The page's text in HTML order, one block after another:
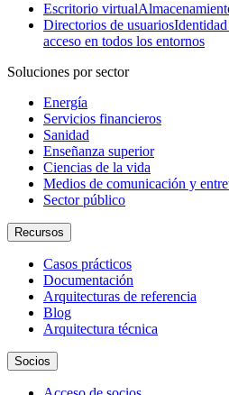
Escritorio virtual
Directorios de usuarios
acceso en todos los entornos
Soluciones por sector
Energía
Servicios financieros
Sanidad
Enseñanza superior
Ciencias de la vida
Medios de comunicación y
Sector público
Recursos
Casos prácticos
Documentación
Arquitecturas de referencia
Blog
Arquitectura técnica
Socios